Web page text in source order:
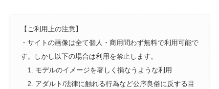
【ご利用上の注意】
・サイトの画像は全て個人・商用問わず無料で利用可能で
す。しかし以下の場合は利用を禁止します。
1. モデルのイメージを著しく損なうような利用
2. アダルト/法律に触れる行為など公序良俗に反する目